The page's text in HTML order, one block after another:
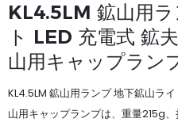
KL4.5LM 鉱山用
ト LED 充電式 鉱
山用キャップラン
KL4.5LM 鉱山用ランプ 地下鉱山ラ
山用キャップランプは、重量215g